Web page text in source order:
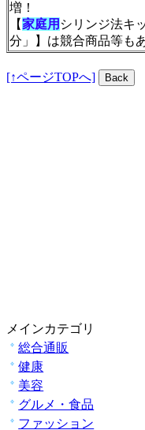
増！
【家庭用 シリンジ法キ
分」】は競合商品等も
[↑ページTOPへ]
メインカテゴリ
総合通販
健康
美容
グルメ・食品
ファッション